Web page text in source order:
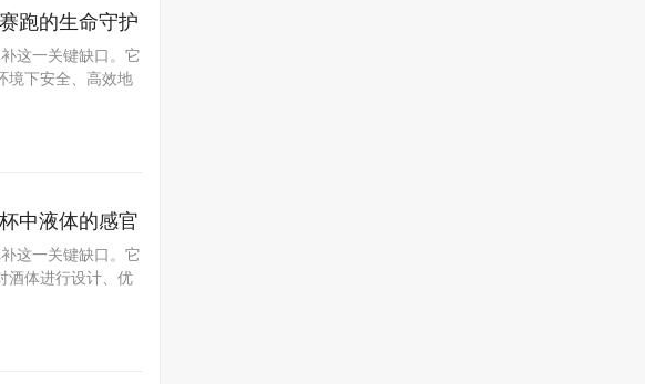
跑的生命守护
这一关键缺口。它
境下安全、高效地
中液体的感官
这一关键缺口。它
酒体进行设计、优